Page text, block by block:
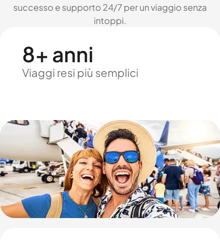
successo e supporto 24/7 per un viaggio senza
intoppi.
8+ anni
Viaggi resi più semplici